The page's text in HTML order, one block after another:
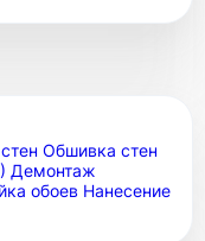
Обшивка стен
Демонтаж
обоев Нанесение